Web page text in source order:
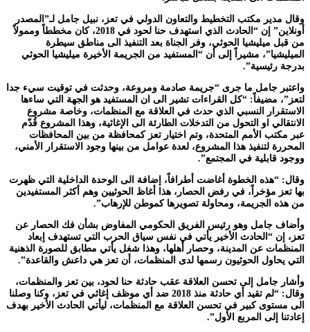
وقال مدير مكتب التخطيط والتعاون الدولي في تعز، نبيل جامل لـ”المصدر
أونلاين” إن “الحادث الذي استهدف حنا لحود في 2018، كان مخططاً وممولاً
من قبل ميليشيا الحوثي، وفر الجناة بعد التنفيذ الى مناطق سيطرة
الميليشيا”، مشيراً إلى أن “المستفيد من الجريمة الأخيرة ميليشيا الحوثي
بدرجة رئيسية”.
واعتبر جامل ما جرى “جريمة صادمة ومروعة، وحدثت في توقيت سيء جدا
لتعز”، مضيفاً: “كل القراءات تشير الى ان المستفيد هو الجهة التي ساءها
الاستقرار النسبي الذي حدث في العلاقة مع المنظمات، وخاصة مشروع
الانتقالي او التحول من التدخلات الطارئة الى الإغاثية، وهذا المشروع قُدّم
عبر مكتب الأمم المتحدة، وتم اختيار تعز كمحافظة من بين المحافظات
المحررة لتنفيذ هذا المشروع، لعدة عوامل من بينها وجود الاستقرار الأمني،
ووجود قابلية في المجتمع”.
وقال: “هذه الخطوة أغاضت أطرافاً، إضافة الى الوحدة الداخلية التي ظهرت
بها تعز مؤخراً، في رفض الحصار، هذا أغاظ الحوثيين وهم أكثر المستفيدين
من هذه الجريمة، ومحاولة تصويرها كموطن للإرهاب”.
وأضاف جامل وهو رئيس الفريق الحكومي المفاوض بشأن فك الحصار عن
تعز، إن “الحادث الأخير يأتي في نفس سياق الحرب التي تستهدف إبعاد
المنظمات عن المدينة، وحصار أهلها، وهذا شغل يأتي مطابق للصورة الذهنية
التي يحاول الحوثيون رسمها لدى المنظمات، أن تعز هي داعش والقاعدة”.
وأشار جامل إلى تحسن العلاقة عقب حادثة حنا لحود، بين تعز والمنظمات،
وقال: “لم تقيد أي حادثة منذ 2018 ضد أي موظف إغاثي في تعز، وكنا وصلنا
الى مستوى كبير في تحسن العلاقة مع المنظمات، ليأتي الحادث الأخير بهدف
إعادتنا إلى المربع الأول”.